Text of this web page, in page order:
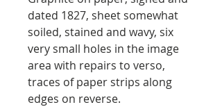
dated 1827, sheet somewhat
soiled, stained and wavy, six
very small holes in the image
area with repairs to verso,
traces of paper strips along
edges on reverse.